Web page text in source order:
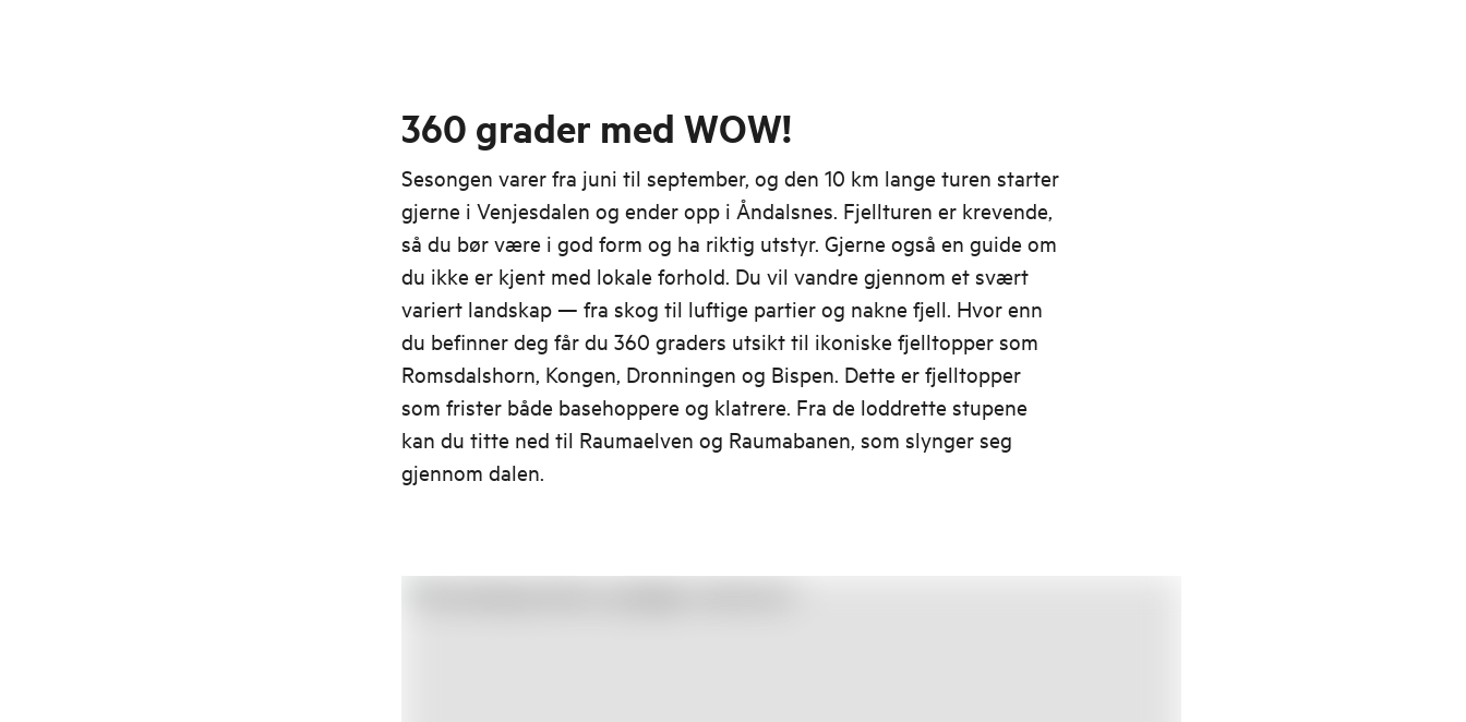
360 grader med WOW!
Sesongen varer fra juni til september, og den 10 km lange turen starter
gjerne i Venjesdalen og ender opp i Åndalsnes. Fjellturen er krevende,
så du bør være i god form og ha riktig utstyr. Gjerne også en guide om
du ikke er kjent med lokale forhold. Du vil vandre gjennom et svært
variert landskap — fra skog til luftige partier og nakne fjell. Hvor enn
du befinner deg får du 360 graders utsikt til ikoniske fjelltopper som
Romsdalshorn, Kongen, Dronningen og Bispen. Dette er fjelltopper
som frister både basehoppere og klatrere. Fra de loddrette stupene
kan du titte ned til Raumaelven og Raumabanen, som slynger seg
gjennom dalen.